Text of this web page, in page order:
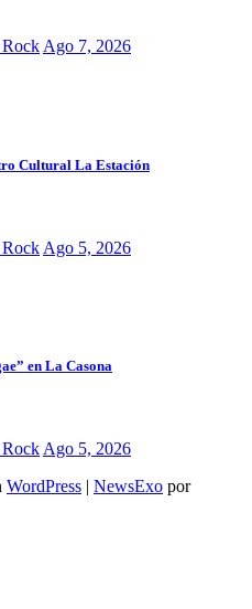
Ago 7, 2026
Cultural La Estación
Ago 5, 2026
en La Casona
Ago 5, 2026
WordPress | NewsExo por